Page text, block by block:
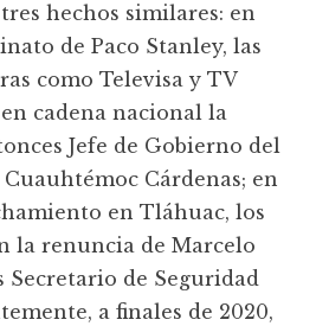
hechos similares: en
de Paco Stanley, las
como Televisa y TV
cadena nacional la
Jefe de Gobierno del
Cárdenas; en
en Tláhuac, los
la renuncia de Marcelo
Secretario de Seguridad
a finales de 2020,